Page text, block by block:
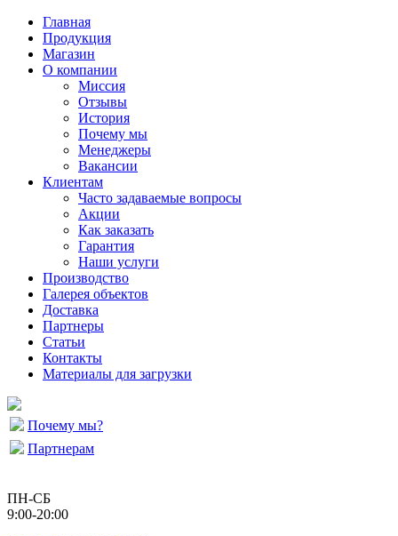
Главная
Продукция
Магазин
О компании
Миссия
Отзывы
История
Почему мы
Менеджеры
Вакансии
Клиентам
Часто задаваемые вопросы
Акции
Как заказать
Гарантия
Наши услуги
Производство
Галерея объектов
Доставка
Партнеры
Статьи
Контакты
Материалы для загрузки
Почему мы?
Партнерам
ПН-СБ
9:00-20:00